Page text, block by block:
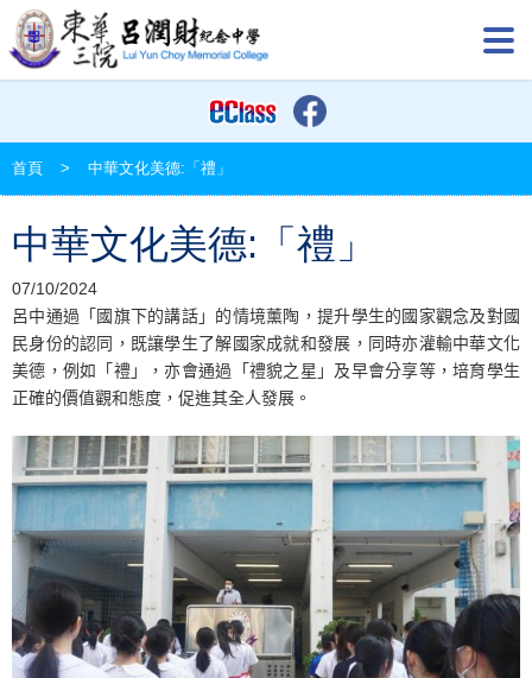
首頁 > 中華文化美德:「禮」
中華文化美德:「禮」
07/10/2024
呂中通過「國旗下的講話」的情境薰陶，提升學生的國家觀念及對國
民身份的認同，既讓學生了解國家成就和發展，同時亦灌輸中華文化
美德，例如「禮」，亦會通過「禮貌之星」及早會分享等，培育學生
正確的價值觀和態度，促進其全人發展。